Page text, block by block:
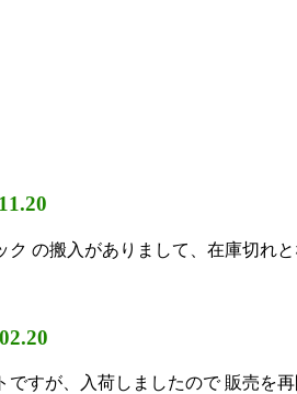
の搬入がありまして、在庫切れ
すが、入荷しましたので 販売を